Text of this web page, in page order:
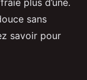
plus d’une.
sans
savoir pour